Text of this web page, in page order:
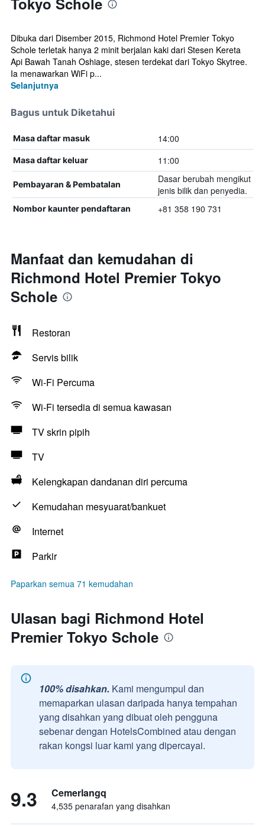
Dibuka dari Disember 2015, Richmond Hotel Premier Tokyo
Schole terletak hanya 2 minit berjalan kaki dari Stesen Kereta
Api Bawah Tanah Oshiage, stesen terdekat dari Tokyo Skytree.
Ia menawarkan WiFi p...
Selanjutnya
Bagus untuk Diketahui
Masa daftar masuk 14:00
Masa daftar keluar 11:00
Pembayaran & Pembatalan
Dasar berubah mengikut
jenis bilik dan penyedia.
Nombor kaunter pendaftaran +81 358 190 731
Manfaat dan kemudahan di
Richmond Hotel Premier Tokyo
Schole
Restoran
Servis bilik
Wi-Fi Percuma
Wi-Fi tersedia di semua kawasan
TV skrin pipih
TV
Kelengkapan dandanan diri percuma
Kemudahan mesyuarat/bankuet
Internet
Parkir
Paparkan semua 71 kemudahan
Ulasan bagi Richmond Hotel
Premier Tokyo Schole
100% disahkan. Kami mengumpul dan
memaparkan ulasan daripada hanya tempahan
yang disahkan yang dibuat oleh pengguna
sebenar dengan HotelsCombined atau dengan
rakan kongsi luar kami yang dipercayai.
9.3 Cemerlangq
4,535 penarafan yang disahkan